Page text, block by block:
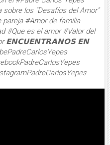
los "Desafíos del Amor"
pareja #Amor de familia
#Que es el amor #Valor del
𝗘𝗡𝗖𝗨𝗘𝗡𝗧𝗥𝗔𝗡𝗢𝗦 𝗘𝗡